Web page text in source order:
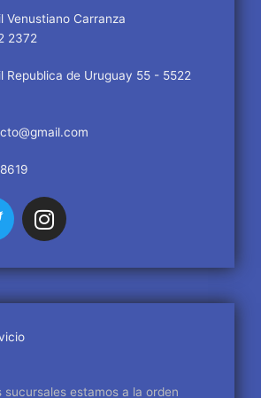
Venustiano Carranza
2372
Republica de Uruguay 55 - 5522
I
n
t
a
m
sucursales estamos a la orden